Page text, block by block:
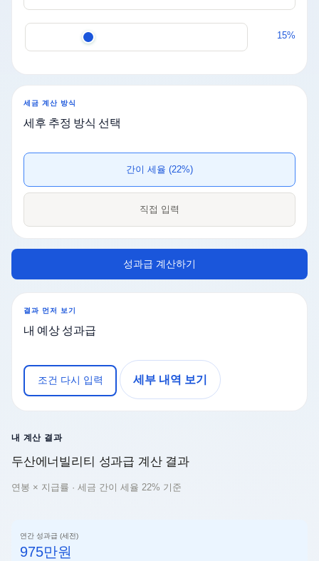
15%
세금 계산 방식
세후 추정 방식 선택
간이 세율 (22%)
직접 입력
성과급 계산하기
결과 먼저 보기
내 예상 성과급
조건 다시 입력 세부 내역 보기
내 계산 결과
두산에너빌리티 성과급 계산 결과
연봉 × 지급률 · 세금 간이 세율 22% 기준
연간 성과급 (세전)
975만원